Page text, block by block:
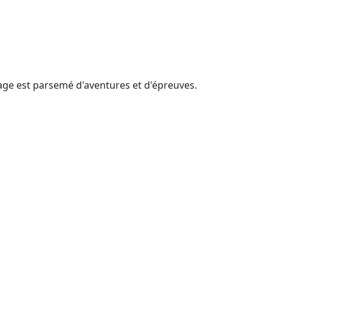
est parsemé d'aventures et d'épreuves.